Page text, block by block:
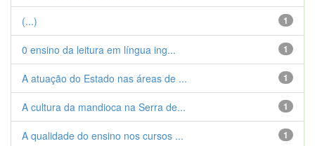
1
(...)
1
0 ensino da leitura em língua ing...
1
A atuação do Estado nas áreas de ...
1
A cultura da mandioca na Serra de...
1
A qualidade do ensino nos cursos ...